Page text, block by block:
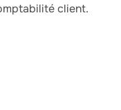
client.